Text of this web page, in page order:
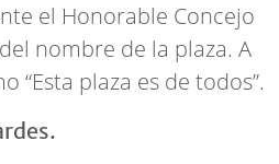
el Honorable Concejo
nombre de la plaza. A
plaza es de todos”.